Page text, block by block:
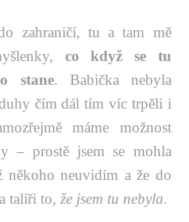
zahraničí, tu a tam mě
co když se tu
stane. Babička nebyla
čím dál tím víc trpěli i
máme možnost
– prostě jsem se mohla
někoho neuvidím a že do
talíři to, že jsem tu nebyla.